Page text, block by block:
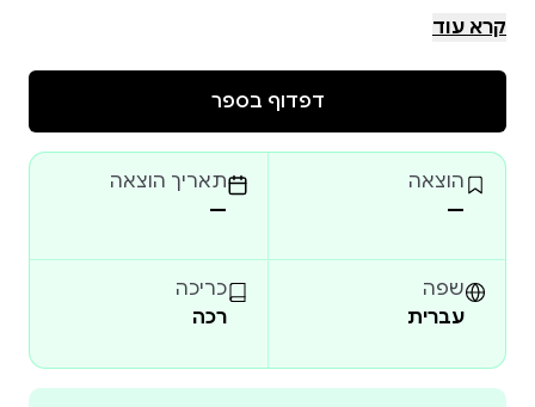
מלמד איך לטייל, אלא איך להפוך כל טיול לחוויה
טיול זוגי, משפחתי, עם חברים, לבד, עם ילדים, עם בעלי
חיים, עם צרכים מיוחדים — כל פרק מותאם לקהל אחר,
תיבות השראה, ציטוטים, שאלות למחשבה, ואתגרים
צ’קליסטים, טבלאות תקציב, מדריך לצילום, רשימות
קרא עוד
דפדוף בספר
הוצאה
—
תאריך הוצאה
—
שפה
עברית
כריכה
רכה